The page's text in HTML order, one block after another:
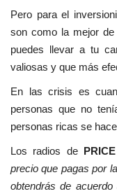
Pero para el
son como la mejor
puedes llevar a tu
valiosas y que más
En las crisis es
personas que no
personas ricas se
Los radios de
precio que pagas por
obtendrás de